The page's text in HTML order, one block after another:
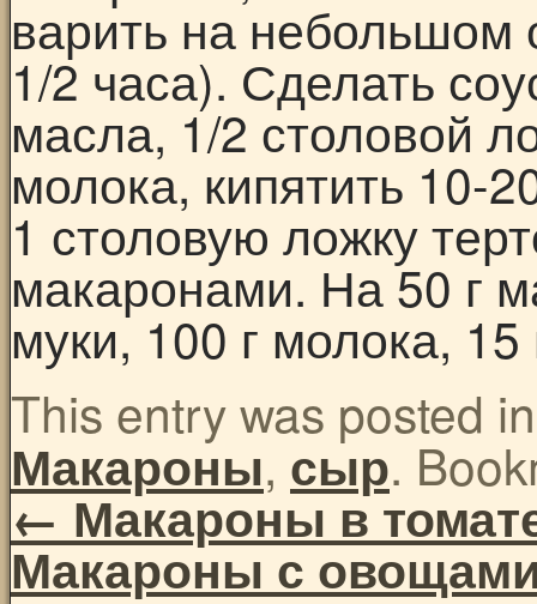
варить на небольшом
1/2 часа). Сделать
масла, 1/2 столовой
молока, кипятить 10-
1 столовую ложку
макаронами. На 50 г
муки, 100 г молока,
This entry was posted
Макароны, сыр.
←Макароны в
Макароны с